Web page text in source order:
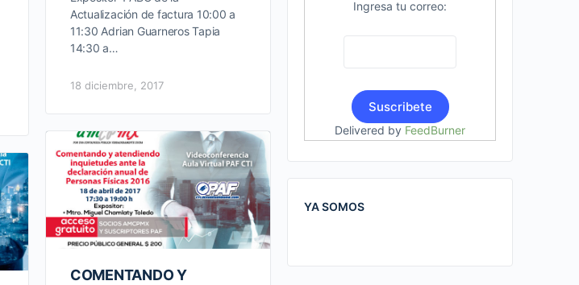
Actualización de factura 10:00 a
11:30 Adrian Guarneros Tapia
14:30 a…
18 diciembre, 2017
COMENTANDO Y
Ingresa tu correo:
Delivered by FeedBurner
YA SOMOS